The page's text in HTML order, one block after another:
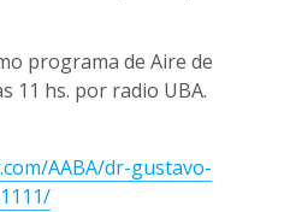
programa de Aire de
11 hs. por radio UBA.
AABA/dr-gustavo-